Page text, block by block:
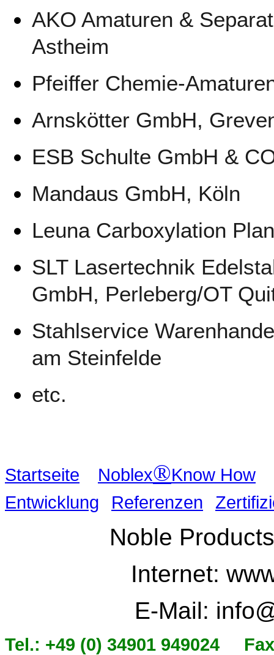
AKO Amaturen &
Astheim
Pfeiffer Chemie-
Arnskötter GmbH,
ESB Schulte GmbH &
Mandaus GmbH, Köln
Leuna Carboxylation
SLT Lasertechnik
GmbH, Perle­berg/OT
Stahlservice
am Stein­felde
etc.
Startseite Noblex®Know How
Entwicklung
Referenzen
Noble
Internet:
E-Mail:
Tel.: +49 (0) 34901 949024